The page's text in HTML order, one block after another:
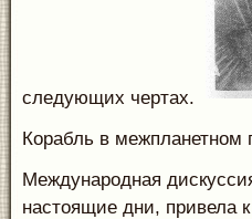
следующих чертах.
Корабль в межпланетном
Международная
настоящие дни, привела